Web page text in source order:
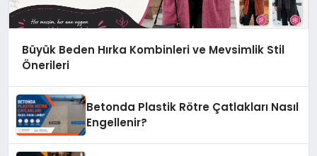
Büyük Beden Hırka Kombinleri ve Mevsimlik Stil
Önerileri
Betonda Plastik Rötre Çatlakları Nasıl
Engellenir?